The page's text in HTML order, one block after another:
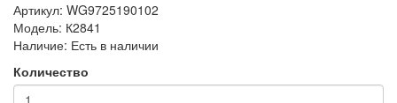
Артикул: WG9725190102
Модель: К2841
Наличие: Есть в наличии
Количество